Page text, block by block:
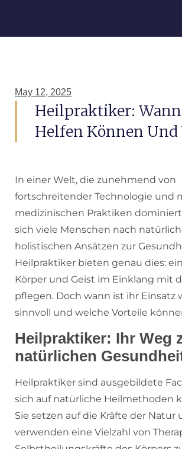
May 12, 2025
Heilpraktiker: Wann
Helfen Können Und
In einer Welt, die zunehmend von
fortschreitender Technologie und
medizinischen Praktiken
sich viele Menschen nach
holistischen Ansätzen zur
Heilpraktiker bieten genau dies:
Körper und Geist im Einklang mit
pflegen. Doch wann ist ihr Einsatz
sinnvoll und welche Vorteile
Heilpraktiker: Ihr Weg
natürlichen
Heilpraktiker sind ausgebildete
sich auf natürliche Heilmethoden
Sie setzen auf die Kräfte der Natur
verwenden eine Vielzahl von